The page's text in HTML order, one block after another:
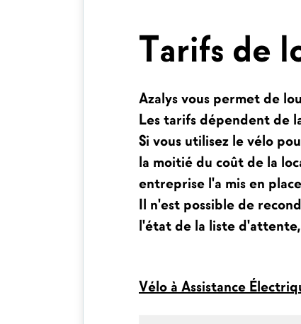
Tarifs de
Azalys vous permet de
Les tarifs dépendent de
Si vous utilisez le vélo
la moitié du coût de la
entreprise l'a mis en
Il n'est possible de
l'état de la liste
Vélo à Assistance